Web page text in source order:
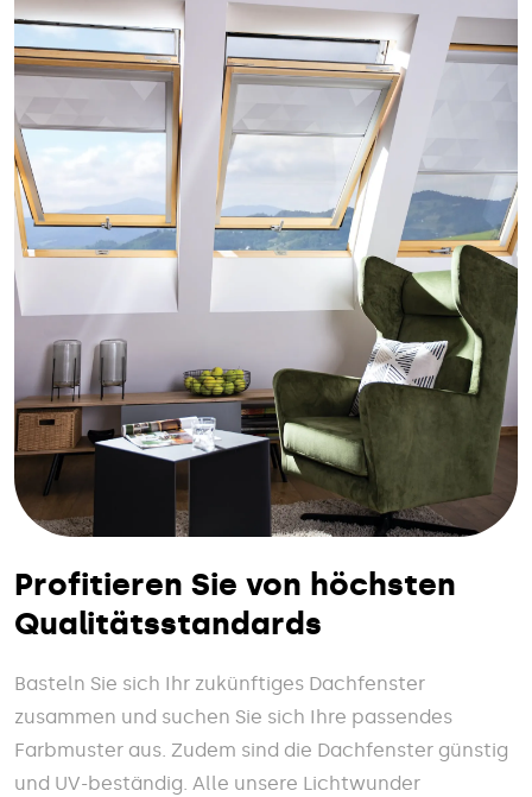
Profitieren Sie von höchsten
Qualitätsstandards
Basteln Sie sich Ihr zukünftiges Dachfenster
zusammen und suchen Sie sich Ihre passendes
Farbmuster aus. Zudem sind die Dachfenster günstig
und UV-beständig. Alle unsere Lichtwunder